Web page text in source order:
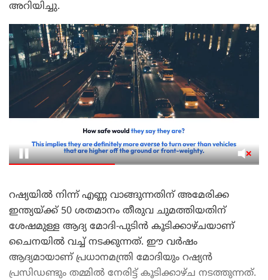
അറിയിച്ചു.
റഷ്യയിൽ നിന്ന് എണ്ണ വാങ്ങുന്നതിന് അമേരിക്ക
ഇന്ത്യയ്ക്ക് 50 ശതമാനം തീരുവ ചുമത്തിയതിന്
ശേഷമുള്ള ആദ്യ മോദി-പുടിൻ കൂടിക്കാഴ്ചയാണ്
ചൈനയിൽ വച്ച് നടക്കുന്നത്. ഈ വർഷം
ആദ്യമായാണ് പ്രധാനമന്ത്രി മോദിയും റഷ്യൻ
പ്രസിഡണ്ടും തമ്മിൽ നേരിട്ട് കൂടിക്കാഴ്ച നടത്തുന്നത്.